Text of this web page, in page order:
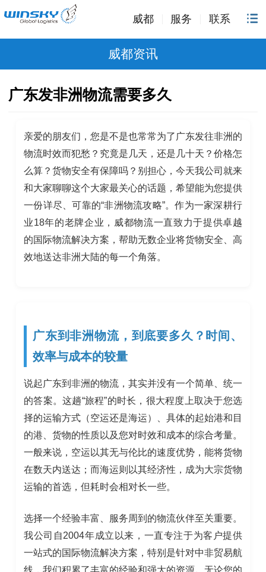
威都 服务 联系
威都资讯
广东发非洲物流需要多久
亲爱的朋友们，您是不是也常常为了广东发往非洲的
物流时效而犯愁？究竟是几天，还是几十天？价格怎
么算？货物安全有保障吗？别担心，今天我公司就来
和大家聊聊这个大家最关心的话题，希望能为您提供
一份详尽、可靠的“非洲物流攻略”。作为一家深耕行
业18年的老牌企业，威都物流一直致力于提供卓越
的国际物流解决方案，帮助无数企业将货物安全、高
效地送达非洲大陆的每一个角落。
广东到非洲物流，到底要多久？时间、
效率与成本的较量
说起广东到非洲的物流，其实并没有一个简单、统一
的答案。这趟“旅程”的时长，很大程度上取决于您选
择的运输方式（空运还是海运）、具体的起始港和目
的港、货物的性质以及您对时效和成本的综合考量。
一般来说，空运以其无与伦比的速度优势，能将货物
在数天内送达；而海运则以其经济性，成为大宗货物
运输的首选，但耗时会相对长一些。
选择一个经验丰富、服务周到的物流伙伴至关重要。
我公司自2004年成立以来，一直专注于为客户提供
一站式的国际物流解决方案，特别是针对中非贸易航
线，我们积累了丰富的经验和强大的资源。无论您的